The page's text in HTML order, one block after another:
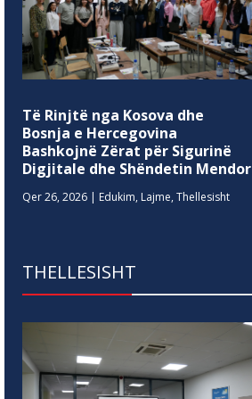
Të Rinjtë nga Kosova dhe
Bosnja e Hercegovina
Bashkojnë Zërat për Sigurinë
Digjitale dhe Shëndetin Mendor
Qer 26, 2026 | Edukim, Lajme,Thellesisht
THELLESISHT